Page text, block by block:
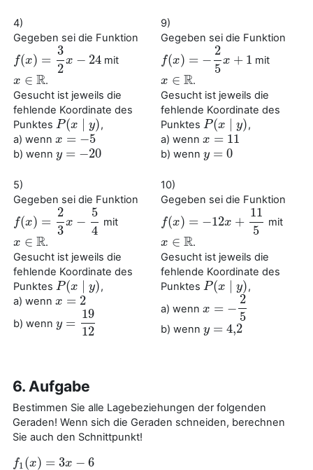
4)
Gegeben sei die Funktion
f(x) =
3
2
x − 24
f(x)=32x −24 mit
x ∈ R
x∈R
.
Gesucht ist jeweils die
fehlende Koordinate des
Punktes P(x ∣ y)
P(x∣y
,
a) wenn x = −5
x=−5
b) wenn y = −20
y=−20
9)
Gegeben sei die Funktion
f(x) = −
2
5
x + 1
f(x)=−25x+1 mit
x ∈ R
x∈R
.
Gesucht ist jeweils die
fehlende Koordinate des
Punktes P(x ∣ y)
P(x∣y
,
a) wenn x = 11
x=11
b) wenn y = 0
y=0
5)
Gegeben sei die Funktion
f(x) =
2
3
x −
5
4
f(x)=23x −54 mit
x ∈ R
x∈R
.
Gesucht ist jeweils die
fehlende Koordinate des
Punktes P(x ∣ y)
P(x∣y
,
a) wenn x = 2
x=2
b) wenn y =
19
12
y=19 12
10)
Gegeben sei die Funktion
f(x) = −12x +
11
5
f(x)=−12 x+115 mit
x ∈ R
x∈R
.
Gesucht ist jeweils die
fehlende Koordinate des
Punktes P(x ∣ y)
P(x∣y
,
a) wenn x = −
2
5
x=−25
b) wenn y = 4,2
y=4, 2
6. Aufgabe
Bestimmen Sie alle Lagebeziehungen der folgenden
Geraden! Wenn sich die Geraden schneiden, berechnen
Sie auch den Schnittpunkt!
f1(x) = 3x − 6
f1( x)=3x−6